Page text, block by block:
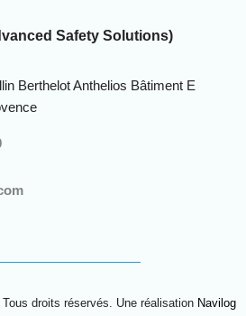
Safety Solutions)
Berthelot Anthelios Bâtiment E
droits réservés. Une réalisation Navilog